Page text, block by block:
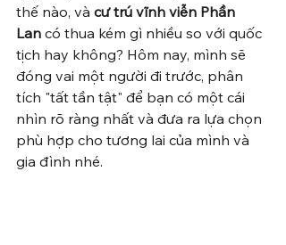
thế nào, và cư trú vĩnh viễn Phần
Lan có thua kém gì nhiều so với quốc
tịch hay không? Hôm nay, mình sẽ
đóng vai một người đi trước, phân
tích "tất tần tật" để bạn có một cái
nhìn rõ ràng nhất và đưa ra lựa chọn
phù hợp cho tương lai của mình và
gia đình nhé.